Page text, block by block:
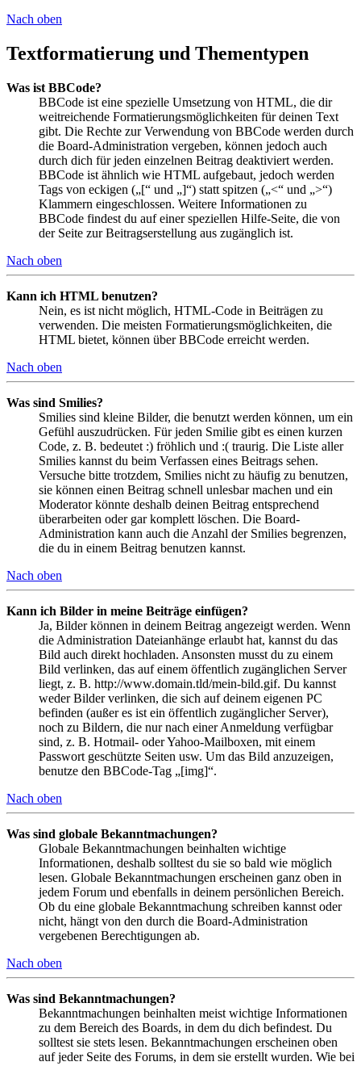
Nach oben
Textformatierung und Thementypen
Was ist BBCode?
BBCode ist eine spezielle Umsetzung von HTML, die dir
weitreichende Formatierungsmöglichkeiten für deinen Text
gibt. Die Rechte zur Verwendung von BBCode werden durch
die Board-Administration vergeben, können jedoch auch
durch dich für jeden einzelnen Beitrag deaktiviert werden.
BBCode ist ähnlich wie HTML aufgebaut, jedoch werden
Tags von eckigen („[“ und „]“) statt spitzen („<“ und „>“)
Klammern eingeschlossen. Weitere Informationen zu
BBCode findest du auf einer speziellen Hilfe-Seite, die von
der Seite zur Beitragserstellung aus zugänglich ist.
Nach oben
Kann ich HTML benutzen?
Nein, es ist nicht möglich, HTML-Code in Beiträgen zu
verwenden. Die meisten Formatierungsmöglichkeiten, die
HTML bietet, können über BBCode erreicht werden.
Nach oben
Was sind Smilies?
Smilies sind kleine Bilder, die benutzt werden können, um ein
Gefühl auszudrücken. Für jeden Smilie gibt es einen kurzen
Code, z. B. bedeutet :) fröhlich und :( traurig. Die Liste aller
Smilies kannst du beim Verfassen eines Beitrags sehen.
Versuche bitte trotzdem, Smilies nicht zu häufig zu benutzen,
sie können einen Beitrag schnell unlesbar machen und ein
Moderator könnte deshalb deinen Beitrag entsprechend
überarbeiten oder gar komplett löschen. Die Board-
Administration kann auch die Anzahl der Smilies begrenzen,
die du in einem Beitrag benutzen kannst.
Nach oben
Kann ich Bilder in meine Beiträge einfügen?
Ja, Bilder können in deinem Beitrag angezeigt werden. Wenn
die Administration Dateianhänge erlaubt hat, kannst du das
Bild auch direkt hochladen. Ansonsten musst du zu einem
Bild verlinken, das auf einem öffentlich zugänglichen Server
liegt, z. B. http://www.domain.tld/mein-bild.gif. Du kannst
weder Bilder verlinken, die sich auf deinem eigenen PC
befinden (außer es ist ein öffentlich zugänglicher Server),
noch zu Bildern, die nur nach einer Anmeldung verfügbar
sind, z. B. Hotmail- oder Yahoo-Mailboxen, mit einem
Passwort geschützte Seiten usw. Um das Bild anzuzeigen,
benutze den BBCode-Tag „[img]“.
Nach oben
Was sind globale Bekanntmachungen?
Globale Bekanntmachungen beinhalten wichtige
Informationen, deshalb solltest du sie so bald wie möglich
lesen. Globale Bekanntmachungen erscheinen ganz oben in
jedem Forum und ebenfalls in deinem persönlichen Bereich.
Ob du eine globale Bekanntmachung schreiben kannst oder
nicht, hängt von den durch die Board-Administration
vergebenen Berechtigungen ab.
Nach oben
Was sind Bekanntmachungen?
Bekanntmachungen beinhalten meist wichtige Informationen
zu dem Bereich des Boards, in dem du dich befindest. Du
solltest sie stets lesen. Bekanntmachungen erscheinen oben
auf jeder Seite des Forums, in dem sie erstellt wurden. Wie bei